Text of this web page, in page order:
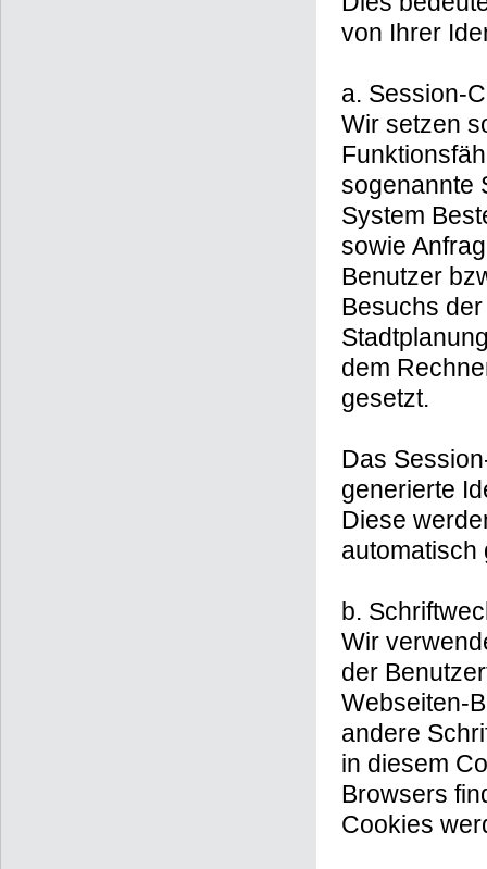
von Ihrer
a. Session-
Wir setzen
sogenannte
System
sowie
Benutzer
Besuchs
dem
gesetzt.
Das
generierte
Diese
b.
Wir
der
Webseiten-
andere
in diesem
Browsers
Cookies